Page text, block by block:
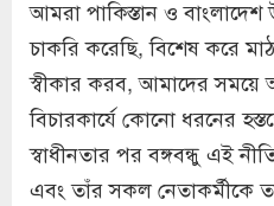
আমরা পাকিস্তান ও
চাকরি করেছি, বিশেষ করে মাঠ
স্বীকার করব, আমাদের
বিচারকার্যে কোনো ধরনের
স্বাধীনতার পর বঙ্গবন্ধু এই
এবং তাঁর সকল নেতাকর্মীকে